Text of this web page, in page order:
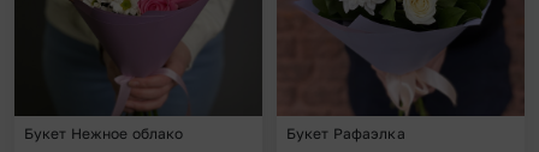
Букет Нежное облако Букет Рафаэлка